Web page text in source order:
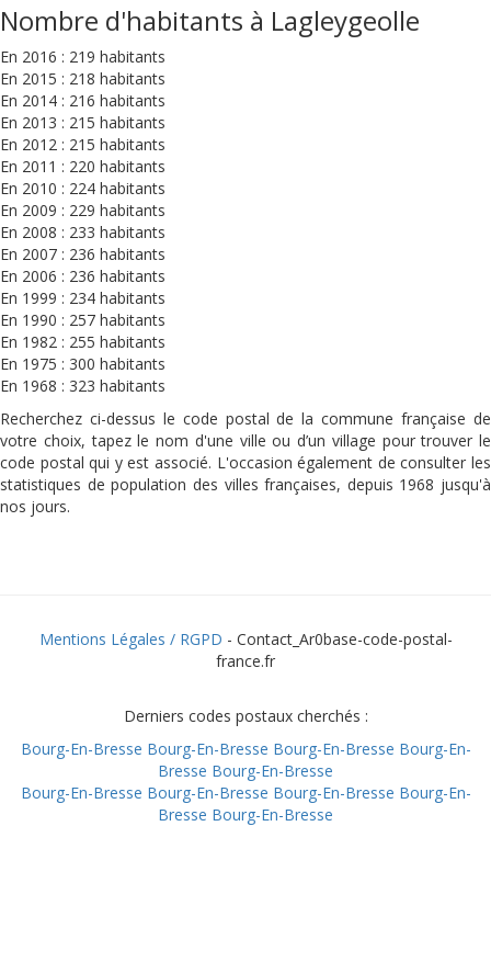
Nombre d'habitants à Lagleygeolle
En 2016 : 219 habitants
En 2015 : 218 habitants
En 2014 : 216 habitants
En 2013 : 215 habitants
En 2012 : 215 habitants
En 2011 : 220 habitants
En 2010 : 224 habitants
En 2009 : 229 habitants
En 2008 : 233 habitants
En 2007 : 236 habitants
En 2006 : 236 habitants
En 1999 : 234 habitants
En 1990 : 257 habitants
En 1982 : 255 habitants
En 1975 : 300 habitants
En 1968 : 323 habitants
Recherchez ci-dessus le code postal de la commune française de
votre choix, tapez le nom d'une ville ou d’un village pour trouver le
code postal qui y est associé. L'occasion également de consulter les
statistiques de population des villes françaises, depuis 1968 jusqu'à
nos jours.
Mentions Légales / RGPD - Contact_Ar0base-code-postal-
france.fr
Derniers codes postaux cherchés :
Bourg-En-Bresse Bourg-En-Bresse Bourg-En-Bresse Bourg-En-
Bresse Bourg-En-Bresse
Bourg-En-Bresse Bourg-En-Bresse Bourg-En-Bresse Bourg-En-
Bresse Bourg-En-Bresse